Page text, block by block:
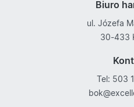
Biuro
ul. Józefa
30-433
Tel: 503